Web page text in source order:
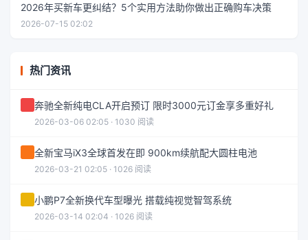
2026年买新车更纠结？5个实用方法助你做出正确购车决策
2026-07-15 02:02
热门资讯
奔驰全新纯电CLA开启预订 限时3000元订金享多重好礼
2026-03-06 02:05 · 1030 阅读
全新宝马iX3全球首发在即 900km续航配大圆柱电池
2026-03-21 02:05 · 1026 阅读
小鹏P7全新换代车型曝光 搭载纯视觉智驾系统
2026-03-14 02:04 · 1026 阅读